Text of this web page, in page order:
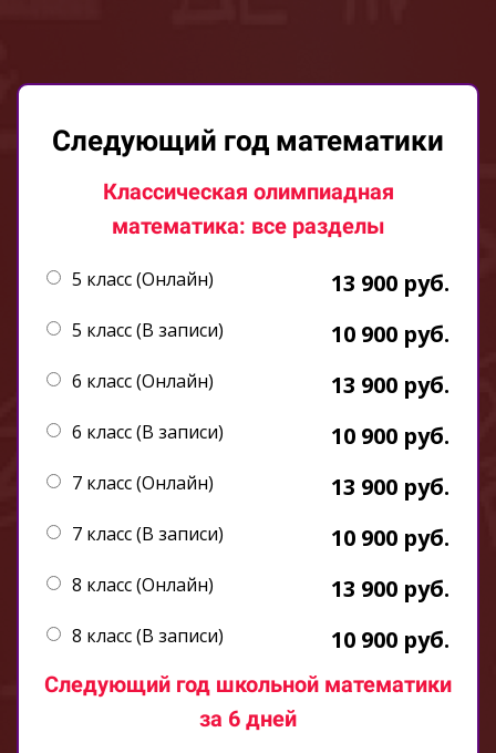
Следующий год математики
Классическая олимпиадная
математика: все разделы
5 класс (Онлайн) 13 900 руб.
5 класс (В записи) 10 900 руб.
6 класс (Онлайн) 13 900 руб.
6 класс (В записи) 10 900 руб.
7 класс (Онлайн) 13 900 руб.
7 класс (В записи) 10 900 руб.
8 класс (Онлайн) 13 900 руб.
8 класс (В записи) 10 900 руб.
Следующий год школьной математики
за 6 дней